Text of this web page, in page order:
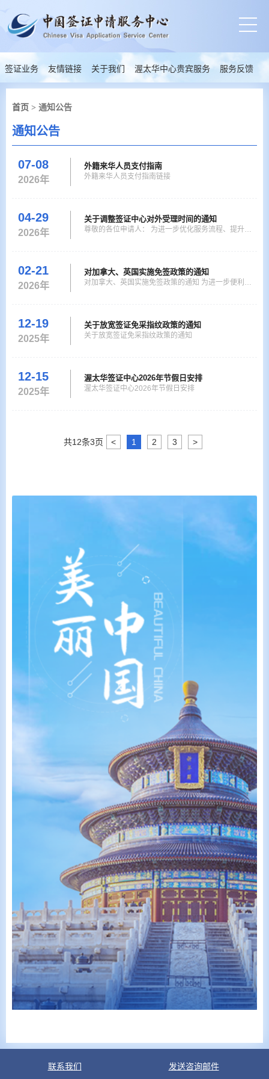
签证业务 友情链接 关于我们 渥太华中心贵宾服务 服务反馈
首页 > 通知公告
通知公告
07-08
2026年
外籍来华人员支付指南
外籍来华人员支付指南链接
04-29
2026年
关于调整签证中心对外受理时间的通知
尊敬的各位申请人： 为进一步优化服务流程、提升服
本次调整适用于护照递交、证件领取等全部现场受理业
02-21
2026年
对加拿大、英国实施免签政策的通知
对加拿大、英国实施免签政策的通知 为进一步便利中
天，可免签入境。上述免签政策实施至2026年12月31
12-19
2025年
关于放宽签证免采指纹政策的通知
关于放宽签证免采指纹政策的通知
12-15
2025年
渥太华签证中心2026年节假日安排
渥太华签证中心2026年节假日安排
共12条3页 < 1 2 3 >
联系我们 发送咨询邮件